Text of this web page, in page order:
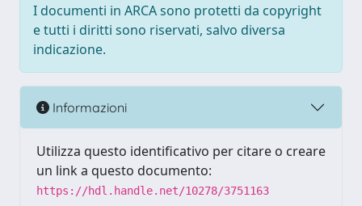
I documenti in ARCA sono protetti da copyright
e tutti i diritti sono riservati, salvo diversa
indicazione.
Informazioni
Utilizza questo identificativo per citare o creare
un link a questo documento:
https://hdl.handle.net/10278/3751163